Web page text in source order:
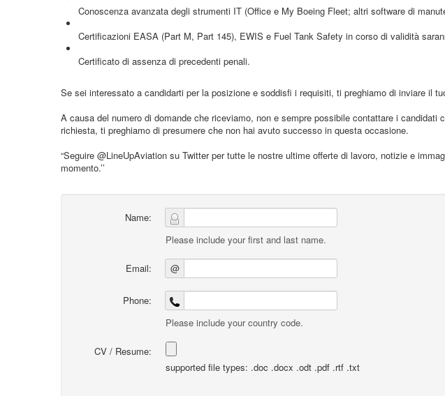
Conoscenza avanzata degli strumenti IT (Office e My Boeing Fleet; altri software di
Certificazioni EASA (Part M, Part 145), EWIS e Fuel Tank Safety in corso di validità
Certificato di assenza di precedenti penali.
Se sei interessato a candidarti per la posizione e soddisfi i requisiti, ti preghiamo di inviare il
A causa del numero di domande che riceviamo, non e sempre possibile contattare i
richiesta, ti preghiamo di presumere che non hai avuto successo in questa occasione.
“Seguire @LineUpAviation su Twitter per tutte le nostre ultime offerte di lavoro, notizie e
momento.’’
Name:
Please include your first and last name.
Email: @
Phone:
Please include your country code.
CV / Resume:
supported file types: .doc .docx .odt .pdf .rtf .txt